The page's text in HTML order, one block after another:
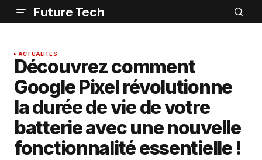
Future Tech
ACTUALITÉS
Découvrez comment
Google Pixel révolutionne
la durée de vie de votre
batterie avec une nouvelle
fonctionnalité essentielle !